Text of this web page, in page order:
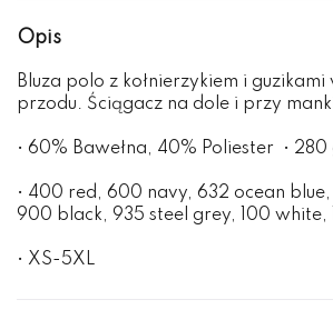
Opis
Bluza polo z kołnierzykiem i
przodu. Ściągacz na dole i przy
• 60% Bawełna, 40% Poliester •
• 400 red, 600 navy, 632 ocean
900 black, 935 steel grey, 100 white,
• XS-5XL